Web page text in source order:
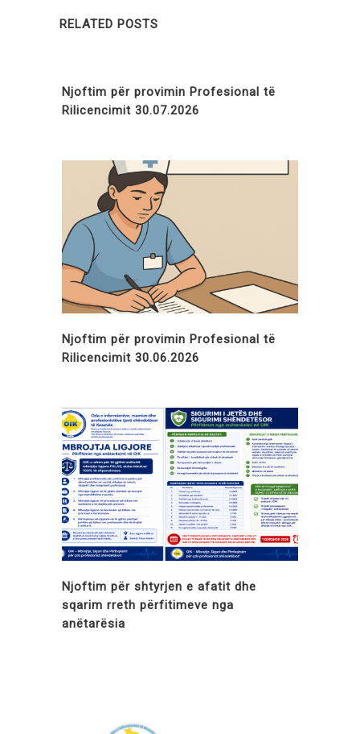
RELATED POSTS
Njoftim për provimin Profesional të
Rilicencimit 30.07.2026
Njoftim për provimin Profesional të
Rilicencimit 30.06.2026
Njoftim për shtyrjen e afatit dhe
sqarim rreth përfitimeve nga
anëtarësia